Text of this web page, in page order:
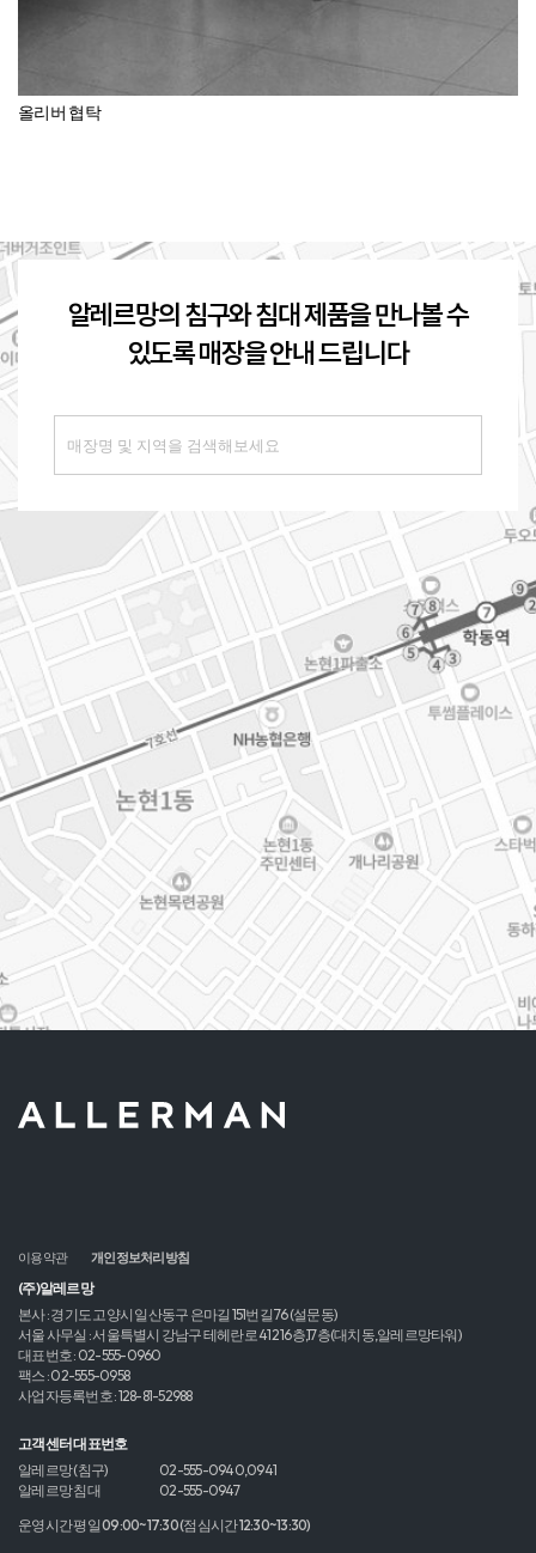
올리버 협탁
알레르망의 침구와 침대 제품을 만나볼 수
있도록 매장을 안내 드립니다
이용약관 개인정보처리방침
(주)알레르망
본사 : 경기도 고양시 일산동구 은마길 151번길 76 (설문동)
서울 사무실 : 서울특별시 강남구 테헤란로 412 16층,17층(대치동,알레르망타워)
대표번호 : 02-555-0960
팩스 : 02-555-0958
사업자등록번호 : 128-81-52988
고객센터 대표번호
알레르망 (침구)
02-555-0940,0941
알레르망 침대
02-555-0947
운영시간 평일 09:00~17:30 (점심시간 12:30~13:30)